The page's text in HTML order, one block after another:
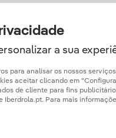
a sua
para analisar os nossos
aceitar clicando em
de cliente para fins
Para mais